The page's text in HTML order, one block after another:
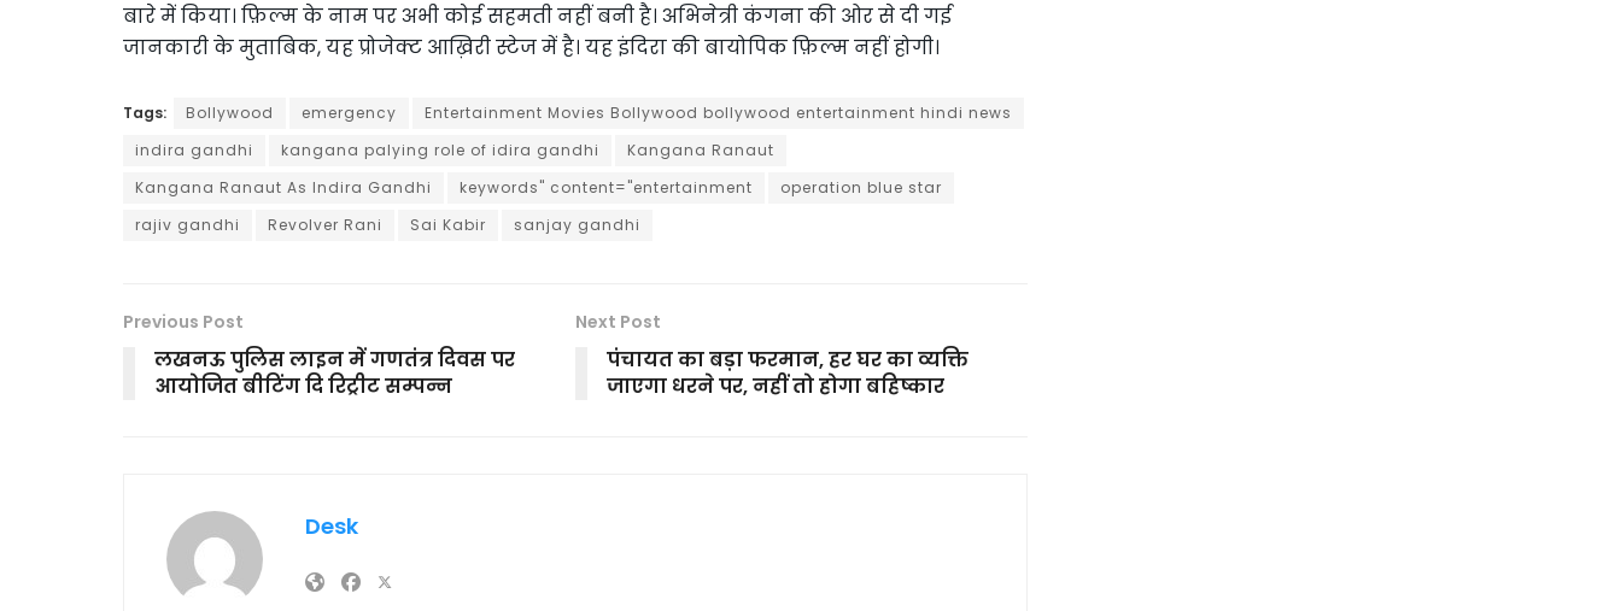
बारे में किया। फ़िल्म के नाम पर अभी कोई सहमती नहीं बनी है। अभिनेत्री कंगना की ओर से दी गई
जानकारी के मुताबिक, यह प्रोजेक्ट आख़िरी स्टेज में है। यह इंदिरा की बायोपिक फ़िल्म नहीं होगी।
Tags: Bollywood emergency
Entertainment Movies Bollywood bollywood entertainment hindi news
indira gandhi
kangana palying role of idira gandhi
Kangana Ranaut
Kangana Ranaut As Indira Gandhi
keywords" content="entertainment
operation blue star
rajiv gandhi
Revolver Rani Sai Kabir sanjay gandhi
Previous Post
लखनऊ पुलिस लाइन में गणतंत्र दिवस पर
आयोजित बीटिंग दि रिट्रीट सम्पन्न
Next Post
पंचायत का बड़ा फरमान, हर घर का व्यक्ति
जाएगा धरने पर, नहीं तो होगा बहिष्कार
Desk